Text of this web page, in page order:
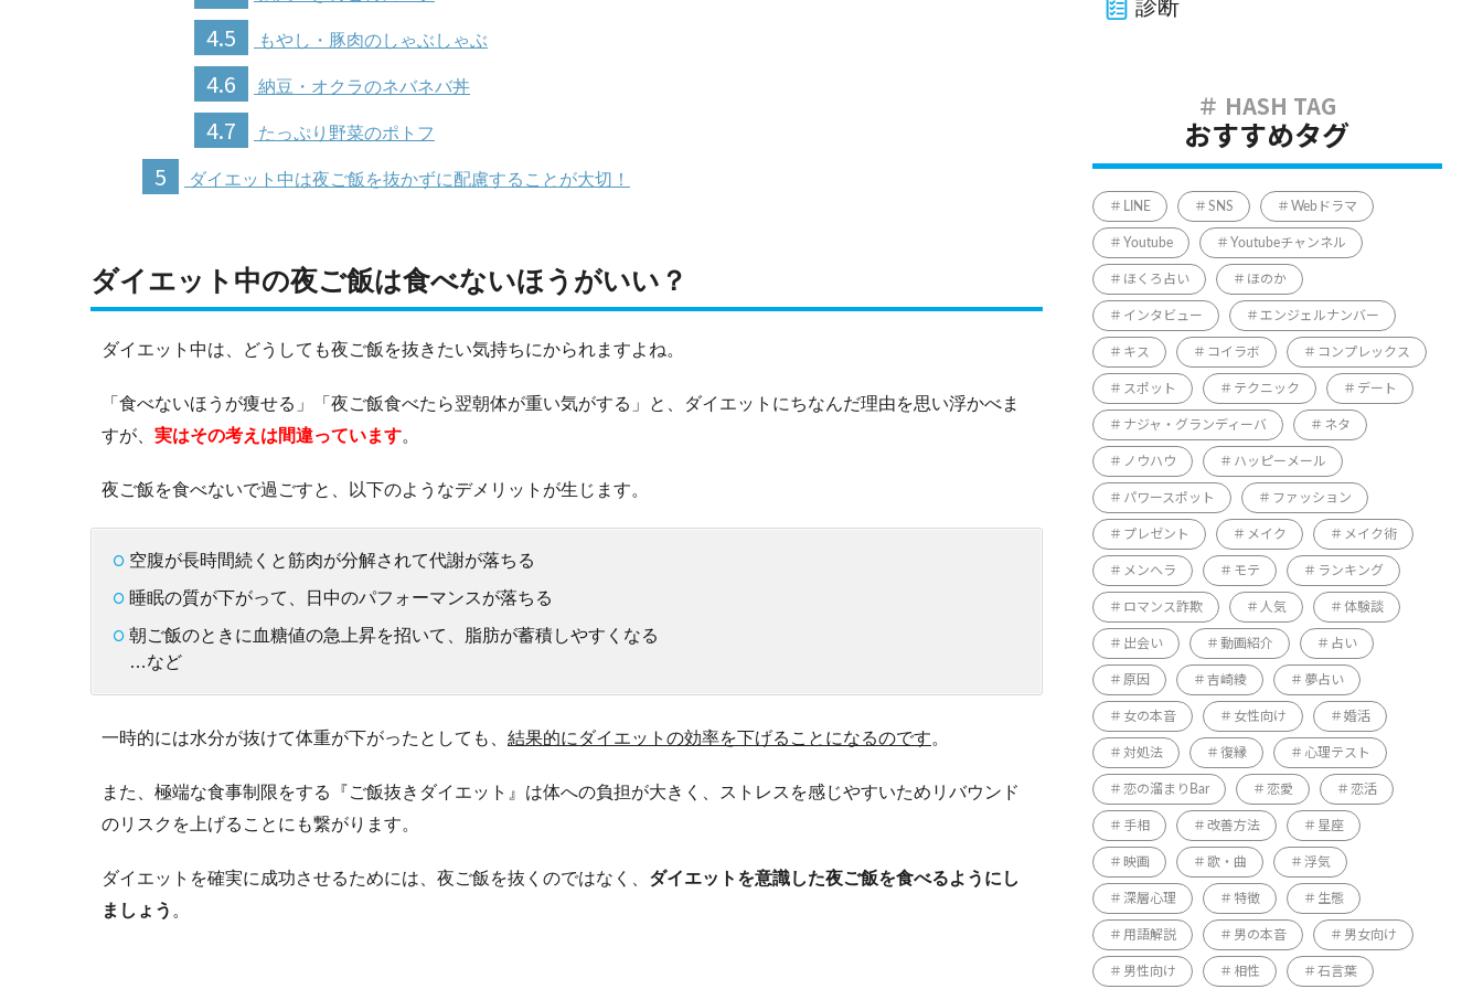
4.5 もやし・豚肉のしゃぶしゃぶ
4.6 納豆・オクラのネバネバ丼
4.7 たっぷり野菜のポトフ
5 ダイエット中は夜ご飯を抜かずに配慮することが大切！
ダイエット中の夜ご飯は食べないほうがいい？
ダイエット中は、どうしても夜ご飯を抜きたい気持ちにかられますよね。
「食べないほうが痩せる」「夜ご飯食べたら翌朝体が重い気がする」と、ダイエットにちなんだ理由を思い浮かべま
すが、 実はその考えは間違っています。
夜ご飯を食べないで過ごすと、以下のようなデメリットが生じます。
空腹が長時間続くと筋肉が分解されて代謝が落ちる
睡眠の質が下がって、日中のパフォーマンスが落ちる
朝ご飯のときに血糖値の急上昇を招いて、脂肪が蓄積しやすくなる
…など
一時的には水分が抜けて体重が下がったとしても、 結果的にダイエットの効率を下げることになるのです。
また、極端な食事制限をする『ご飯抜きダイエット』は体への負担が大きく、ストレスを感じやすいためリバウンド
のリスクを上げることにも繋がります。
ダイエットを確実に成功させるためには、夜ご飯を抜くのではなく、 ダイエットを意識した夜ご飯を食べるようにし
ましょう 。
診断
おすすめタグ
LINE SNS Webドラマ
Youtube Youtubeチャンネル
ほくろ占い ほのか
インタビュー エンジェルナンバー
キス コイラボ コンプレックス
スポット テクニック デート
ナジャ・グランディーバ ネタ
ノウハウ ハッピーメール
パワースポット ファッション
プレゼント メイク メイク術
メンヘラ モテ ランキング
ロマンス詐欺 人気 体験談
出会い 動画紹介 占い
原因 吉崎綾 夢占い
女の本音 女性向け 婚活
対処法 復縁 心理テスト
恋の溜まりBar 恋愛 恋活
手相 改善方法 星座
映画 歌・曲 浮気
深層心理 特徴 生態
用語解説 男の本音 男女向け
男性向け 相性 石言葉